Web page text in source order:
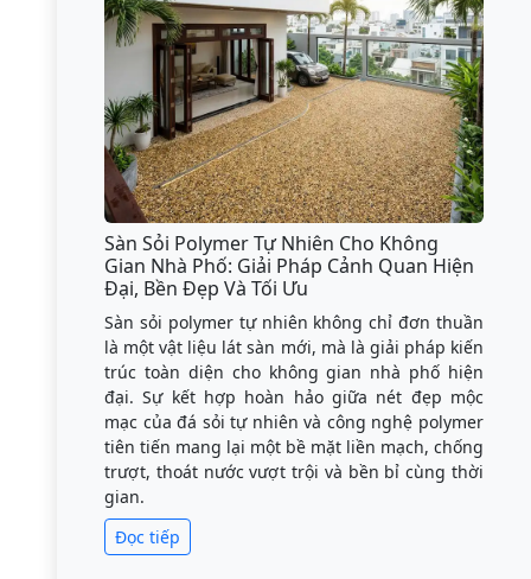
Sàn Sỏi Polymer Tự Nhiên Cho Không
Gian Nhà Phố: Giải Pháp Cảnh Quan Hiện
Đại, Bền Đẹp Và Tối Ưu
Sàn sỏi polymer tự nhiên không chỉ đơn thuần
là một vật liệu lát sàn mới, mà là giải pháp kiến
trúc toàn diện cho không gian nhà phố hiện
đại. Sự kết hợp hoàn hảo giữa nét đẹp mộc
mạc của đá sỏi tự nhiên và công nghệ polymer
tiên tiến mang lại một bề mặt liền mạch, chống
trượt, thoát nước vượt trội và bền bỉ cùng thời
gian.
Đọc tiếp